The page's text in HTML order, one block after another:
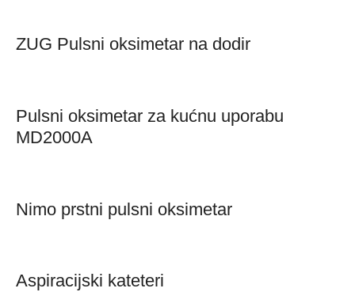
ZUG Pulsni oksimetar na dodir
Pulsni oksimetar za kućnu uporabu
MD2000A
Nimo prstni pulsni oksimetar
Aspiracijski kateteri